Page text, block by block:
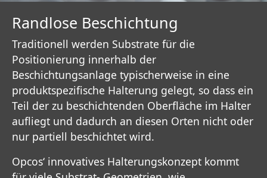
Randlose Beschichtung
Traditionell werden Substrate für die
Positionierung innerhalb der
Beschichtungsanlage typischerweise in eine
produktspezifische Halterung gelegt, so dass ein
Teil der zu beschichtenden Oberfläche im Halter
aufliegt und dadurch an diesen Orten nicht oder
nur partiell beschichtet wird.
Opcos‘ innovatives Halterungskonzept kommt